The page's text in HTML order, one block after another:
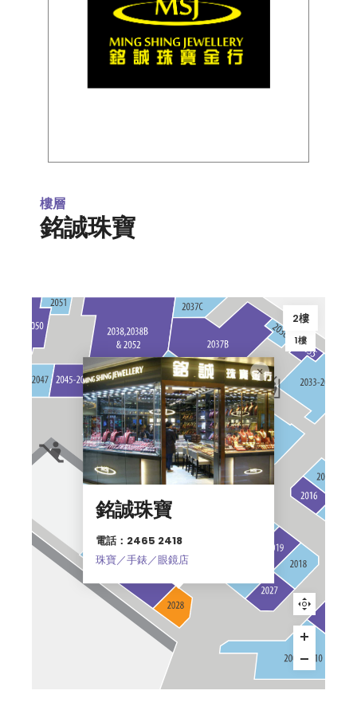
樓層
銘誠珠寶
銘誠珠寶
電話：2465 2418
珠寶／手錶／眼鏡店
2樓
1樓